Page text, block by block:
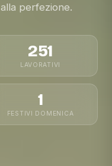
alla perfezione.
251
LAVORATIVI
1
FESTIVI DOMENICA